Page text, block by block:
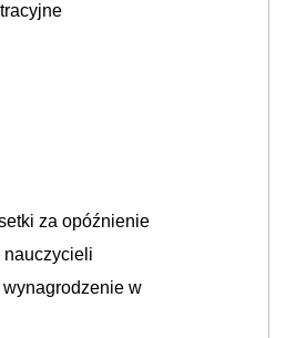
za opóźnienie
w